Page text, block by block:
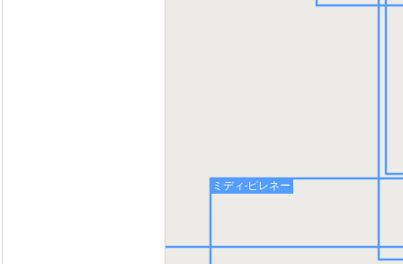
ミディ-ピレネー